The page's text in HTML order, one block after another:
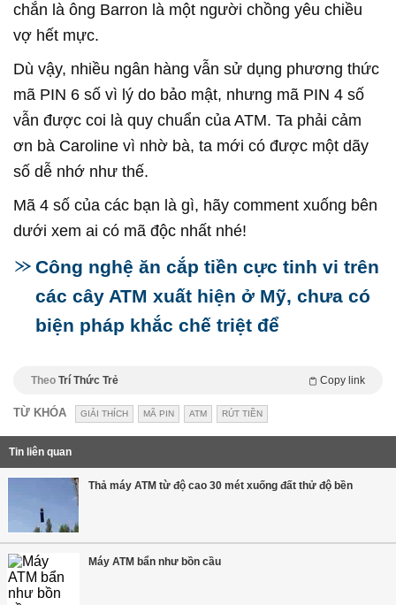
chắn là ông Barron là một người chồng yêu chiều
vợ hết mực.
Dù vậy, nhiều ngân hàng vẫn sử dụng phương thức
mã PIN 6 số vì lý do bảo mật, nhưng mã PIN 4 số
vẫn được coi là quy chuẩn của ATM. Ta phải cảm
ơn bà Caroline vì nhờ bà, ta mới có được một dãy
số dễ nhớ như thế.
Mã 4 số của các bạn là gì, hãy comment xuống bên
dưới xem ai có mã độc nhất nhé!
Công nghệ ăn cắp tiền cực tinh vi trên
các cây ATM xuất hiện ở Mỹ, chưa có
biện pháp khắc chế triệt để
Theo Trí Thức Trẻ Copy link
TỪ KHÓA GIẢI THÍCH MÃ PIN ATM RÚT TIỀN
Tin liên quan
Thả máy ATM từ độ cao 30 mét xuống đất thử độ bền
Máy ATM bẩn như bồn cầu